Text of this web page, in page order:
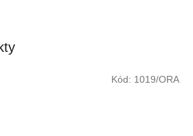
Kód: 1019/ORA